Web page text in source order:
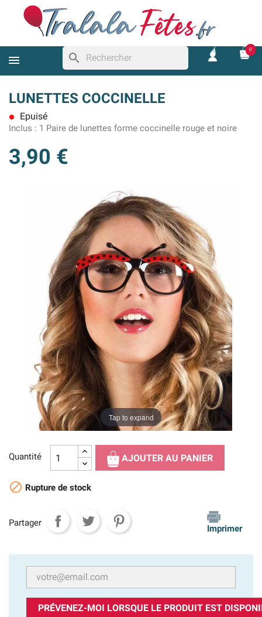
search
0
LUNETTES COCCINELLE
lens Epuisé
Inclus : 1 Paire de lunettes forme coccinelle rouge et noire
3,90 €
Tap to expand
Quantité AJOUTER AU PANIER
 Rupture de stock
Partager
Imprimer
PRÉVENEZ-MOI LORSQUE LE PRODUIT EST